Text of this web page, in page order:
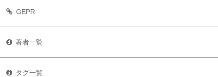
GEPR
著者一覧
タグ一覧